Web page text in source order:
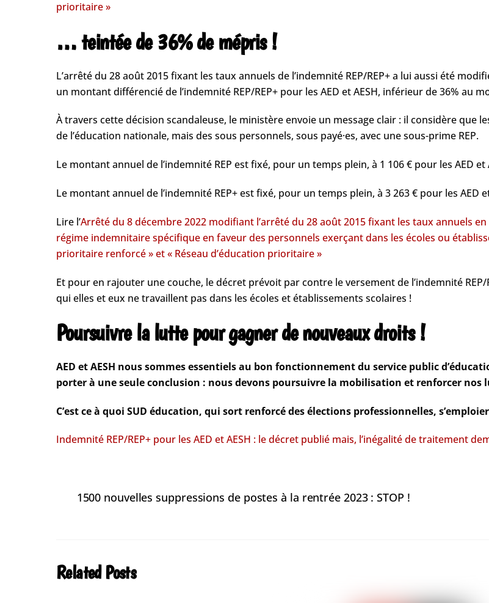
prioritaire »
… teintée de 36% de mépris !
L’arrêté du 28 août 2015 fixant les taux annuels de l’indemnité REP/REP+ a lui aussi été
un montant différencié de l’indemnité REP/REP+ pour les AED et AESH, inférieur de 36% au
À travers cette décision scandaleuse, le ministère envoie un message clair : il considère que
de l’éducation nationale, mais des sous personnels, sous payé·es, avec une sous-prime REP.
Le montant annuel de l’indemnité REP est fixé, pour un temps plein, à 1 106 € pour les AED
Le montant annuel de l’indemnité REP+ est fixé, pour un temps plein, à 3 263 € pour les AED
Lire l’Arrêté du 8 décembre 2022 modifiant l’arrêté du 28 août 2015 fixant les taux annuels
régime indemnitaire spécifique en faveur des personnels exerçant dans les écoles ou
prioritaire renforcé » et « Réseau d’éducation prioritaire »
Et pour en rajouter une couche, le décret prévoit par contre le versement de l’indemnité
qui elles et eux ne travaillent pas dans les écoles et établissements scolaires !
Poursuivre la lutte pour gagner de nouveaux droits !
AED et AESH nous sommes essentiels au bon fonctionnement du service public
porter à une seule conclusion : nous devons poursuivre la mobilisation et renforcer nos
C’est ce à quoi SUD éducation, qui sort renforcé des élections professionnelles,
Indemnité REP/REP+ pour les AED et AESH : le décret publié mais, l’inégalité de traitement
1500 nouvelles suppressions de postes à la rentrée 2023 : STOP !
Related Posts